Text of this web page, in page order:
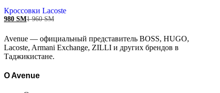
Кроссовки Lacoste
980 ЅМ1 960ЅМ
Avenue — официальный представитель BOSS, HUGO,
Lacoste, Armani Exchange, ZILLI и других брендов в
Таджикистане.
O Avenue